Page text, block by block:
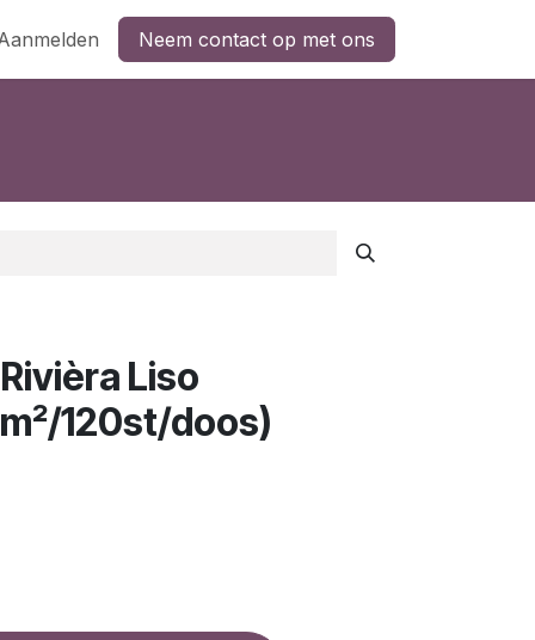
Neem contact op met ons
Liso
120st/doos)